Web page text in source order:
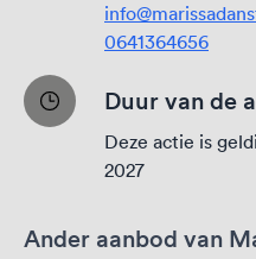
0641364656
Duur van de
Deze actie is
2027
Ander aanbod van